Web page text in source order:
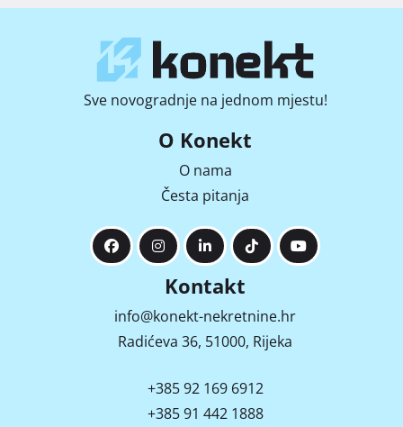
Sve novogradnje na jednom mjestu!
O Konekt
O nama
Česta pitanja
Kontakt
info@konekt-nekretnine.hr
Radićeva 36, 51000, Rijeka
+385 92 169 6912
+385 91 442 1888